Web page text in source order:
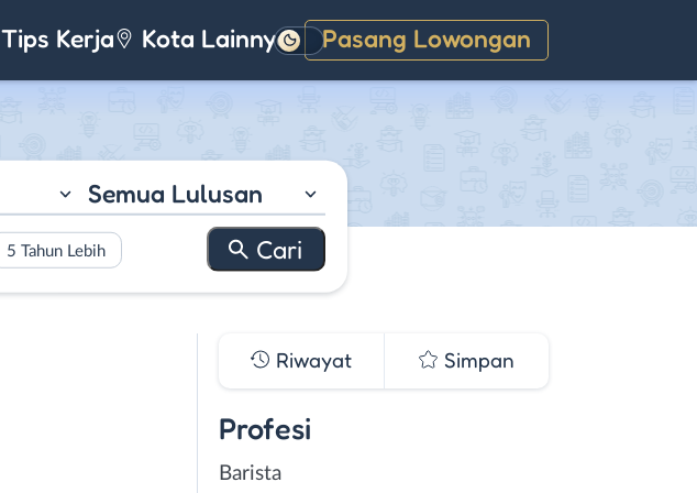
Tips Kerja Kota Lainnya Pasang Lowongan
Gelap
Semua Lulusan
5 Tahun Lebih
Riwayat Simpan
Profesi
Barista